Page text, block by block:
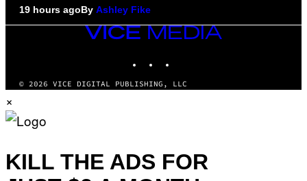
19 hours agoBy Ashley Fike
VICE
MEDIA
© 2026 VICE DIGITAL PUBLISHING, LLC
×
KILL THE ADS FOR